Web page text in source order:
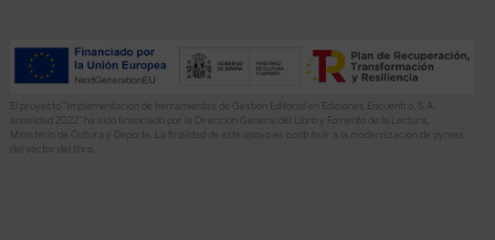
El proyecto “Implementación de herramientas de Gestión Editorial en Ediciones Encuentro, S.A.
anualidad 2022” ha sido financiado por la Dirección General del Libro y Fomento de la Lectura,
Ministerio de Cultura y Deporte. La finalidad de este apoyo es contribuir a la modernización de pymes
del sector del libro.